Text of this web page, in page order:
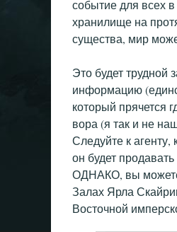
событие для всех
хранилище на
существа, мир
Это будет трудной
информацию
который прячется
вора (я так и не
Следуйте к
он будет
ОДНАКО, вы
Залах Ярла
Восточной